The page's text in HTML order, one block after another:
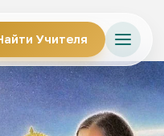
Учителя